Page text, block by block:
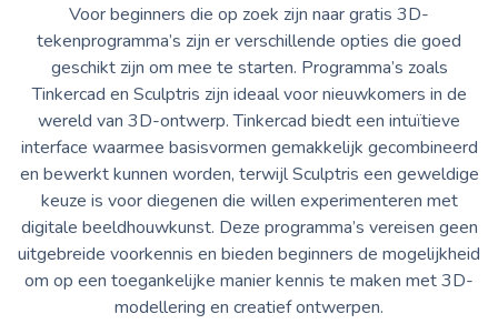
Voor beginners die op zoek zijn naar gratis 3D-
tekenprogramma’s zijn er verschillende opties die goed
geschikt zijn om mee te starten. Programma’s zoals
Tinkercad en Sculptris zijn ideaal voor nieuwkomers in de
wereld van 3D-ontwerp. Tinkercad biedt een intuïtieve
interface waarmee basisvormen gemakkelijk gecombineerd
en bewerkt kunnen worden, terwijl Sculptris een geweldige
keuze is voor diegenen die willen experimenteren met
digitale beeldhouwkunst. Deze programma’s vereisen geen
uitgebreide voorkennis en bieden beginners de mogelijkheid
om op een toegankelijke manier kennis te maken met 3D-
modellering en creatief ontwerpen.